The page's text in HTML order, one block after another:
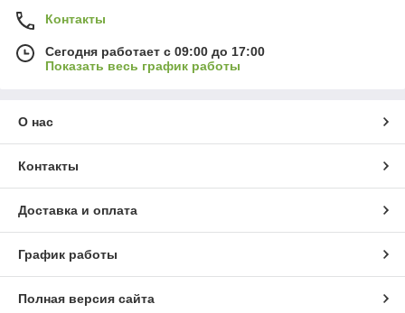
Контакты
Сегодня работает с 09:00 до 17:00
Показать весь график работы
О нас
Контакты
Доставка и оплата
График работы
Полная версия сайта